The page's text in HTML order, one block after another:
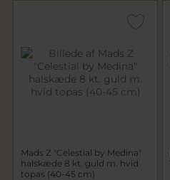
Mads Z "Celestial by Medina"
halskæde 8 kt. guld m. hvid
topas (40-45 cm)